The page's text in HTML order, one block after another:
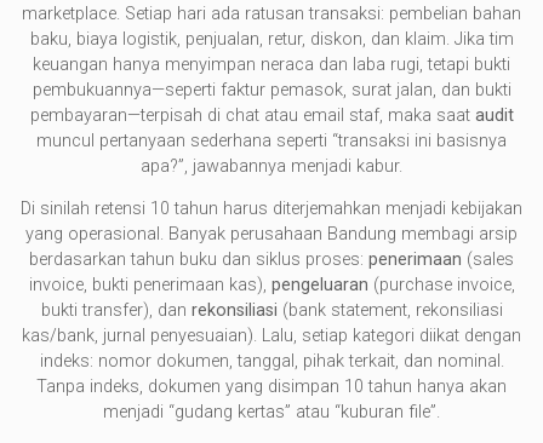
marketplace. Setiap hari ada ratusan transaksi: pembelian bahan
baku, biaya logistik, penjualan, retur, diskon, dan klaim. Jika tim
keuangan hanya menyimpan neraca dan laba rugi, tetapi bukti
pembukuannya—seperti faktur pemasok, surat jalan, dan bukti
pembayaran—terpisah di chat atau email staf, maka saat audit
muncul pertanyaan sederhana seperti “transaksi ini basisnya
apa?”, jawabannya menjadi kabur.
Di sinilah retensi 10 tahun harus diterjemahkan menjadi kebijakan
yang operasional. Banyak perusahaan Bandung membagi arsip
berdasarkan tahun buku dan siklus proses: penerimaan (sales
invoice, bukti penerimaan kas), pengeluaran (purchase invoice,
bukti transfer), dan rekonsiliasi (bank statement, rekonsiliasi
kas/bank, jurnal penyesuaian). Lalu, setiap kategori diikat dengan
indeks: nomor dokumen, tanggal, pihak terkait, dan nominal.
Tanpa indeks, dokumen yang disimpan 10 tahun hanya akan
menjadi “gudang kertas” atau “kuburan file”.